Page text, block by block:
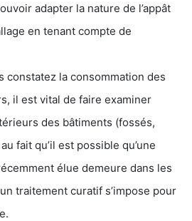
adapter la nature de l’appât
en tenant compte de
constatez la consommation des
il est vital de faire examiner
des bâtiments (fossés,
fait qu’il est possible qu’une
élue demeure dans les
traitement curatif s’impose pour